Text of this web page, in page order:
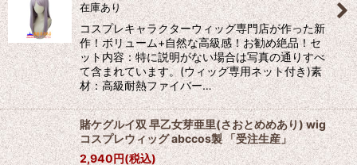
在庫あり
コスプレキャラクターウィッグ専門店が作った新
作！ボリューム+自然な高級感！お勧め絶品！セ
ット内容：特に説明がない場合は写真の通りすべ
て含まれています。(ウィッグ専用ネット付き)素
材：高級耐熱ファイバー…
賭ケグルイ双 早乙女芽亜里(さおとめめあり) wig
コスプレウィッグ abccos製 「受注生産」
2,940円(税込)